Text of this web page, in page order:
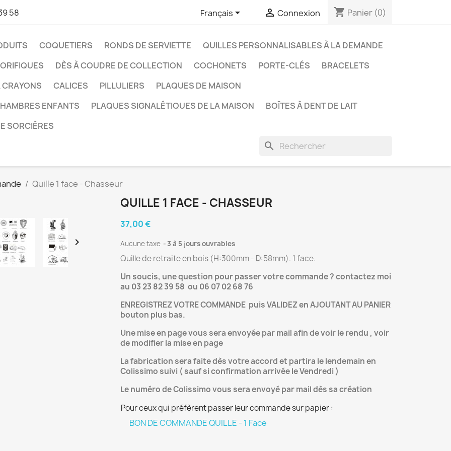
58 Français  Connexion shopping_cart Panier (0)
COQUETIERS RONDS DE SERVIETTE
QUILLES PERSONNALISABLES À LA DEMANDE
DÈS À COUDRE DE COLLECTION COCHONETS PORTE-CLÉS
BRACELETS
CALICES PILLULIERS
PLAQUES DE MAISON
ENFANTS
PLAQUES SIGNALÉTIQUES DE LA MAISON
BOÎTES À DENT DE LAIT
SORCIÈRES
search
Quille 1 face - Chasseur

QUILLE 1 FACE - CHASSEUR
37,00 €
Aucune taxe 3 à 5 jours ouvrables
Quille de retraite en bois (H:300mm - D:58mm). 1 face.
Un soucis, une question pour passer votre commande ? contactez moi
au 03 23 82 39 58 ou 06 07 02 68 76
ENREGISTREZ VOTRE COMMANDE puis VALIDEZ en AJOUTANT AU PANIER
bouton plus bas.
Une mise en page vous sera envoyée par mail afin de voir le rendu , voir
de modifier la mise en page
La fabrication sera faite dès votre accord et partira le lendemain en
Colissimo suivi ( sauf si confirmation arrivée le Vendredi )
Le numéro de Colissimo vous sera envoyé par mail dès sa création
Pour ceux qui préfèrent passer leur commande sur papier :
BON DE COMMANDE QUILLE - 1 Face